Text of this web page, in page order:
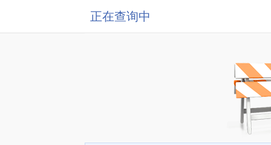
正在查询中